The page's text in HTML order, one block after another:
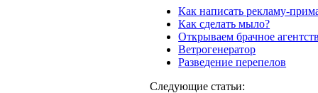
Как написать рекламу-
Как сделать мыло?
Открываем брачное
Ветрогенератор
Разведение перепелов
Следующие статьи: